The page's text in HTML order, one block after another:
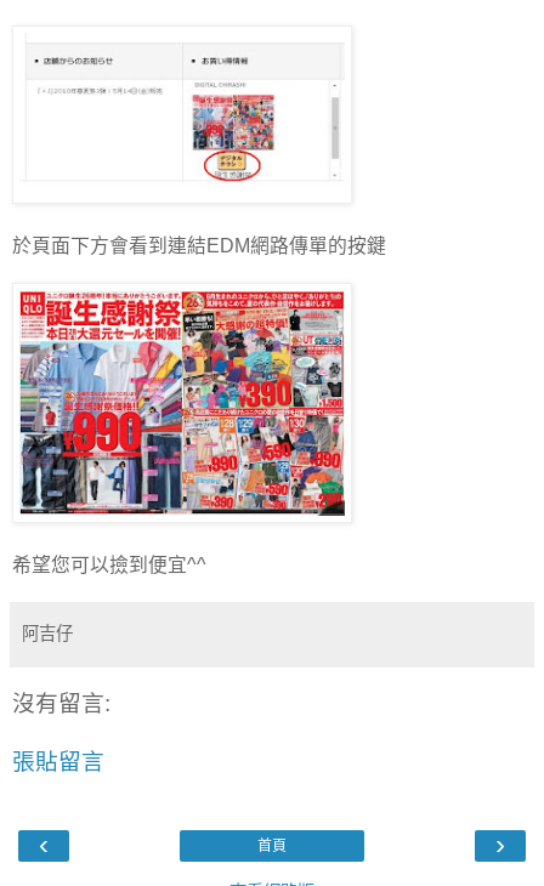
於頁面下方會看到連結EDM網路傳單的按鍵
希望您可以撿到便宜^^
阿吉仔
沒有留言:
張貼留言
‹ ›
首頁